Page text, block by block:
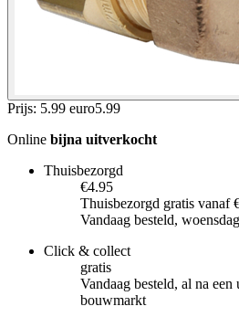
Prijs: 5.99 euro5.99
Online bijna uitverkocht
Thuisbezorgd
€4.95
Thuisbezorgd gratis vanaf
Vandaag besteld,
Click & collect
gratis
Vandaag besteld, al na
bouwmarkt